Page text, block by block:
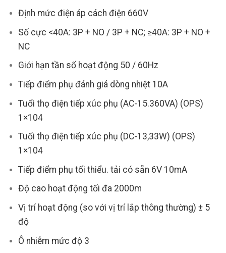
Định mức điện áp cách điện 660V
Số cực <40A: 3P + NO / 3P + NC; ≥40A: 3P + NO +
NC
Giới hạn tần số hoạt động 50 / 60Hz
Tiếp điểm phụ đánh giá dòng nhiệt 10A
Tuổi thọ điện tiếp xúc phụ (AC-15.360VA) (OPS)
1×104
Tuổi thọ điện tiếp xúc phụ (DC-13,33W) (OPS)
1×104
Tiếp điểm phụ tối thiểu. tải có sẵn 6V 10mA
Độ cao hoạt động tối đa 2000m
Vị trí hoạt động (so với vị trí lắp thông thường) ± 5
độ
Ô nhiễm mức độ 3